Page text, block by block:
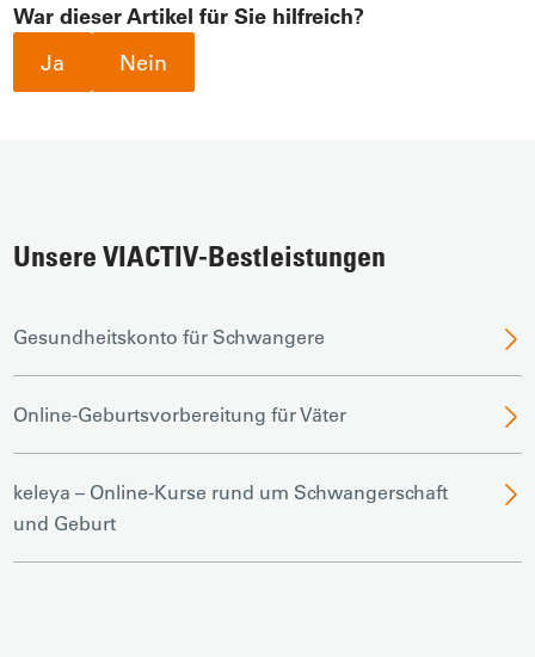
War dieser Artikel für Sie hilfreich?
Ja
Nein
Unsere VIACTIV-Bestleistungen
Gesundheitskonto für Schwangere
Online-Geburtsvorbereitung für Väter
keleya – Online-Kurse rund um Schwangerschaft
und Geburt